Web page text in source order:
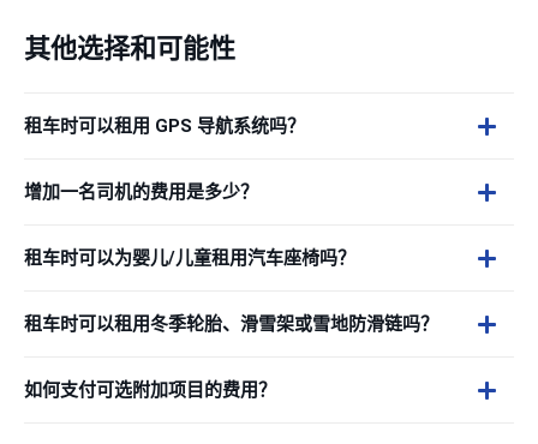
其他选择和可能性
租车时可以租用 GPS 导航系统吗？
增加一名司机的费用是多少？
租车时可以为婴儿/儿童租用汽车座椅吗？
租车时可以租用冬季轮胎、滑雪架或雪地防滑链吗？
如何支付可选附加项目的费用？